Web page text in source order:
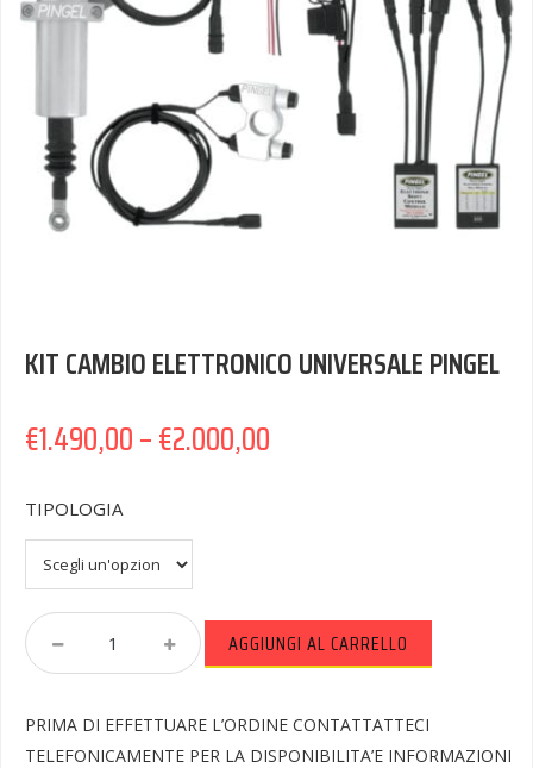
KIT CAMBIO ELETTRONICO UNIVERSALE PINGEL
€1.490,00–€2.000,00
TIPOLOGIA
KIT
CAMBIO
ELETTRONICO
PINGEL
Quantity
AGGIUNGI AL CARRELLO
PRIMA DI EFFETTUARE L’ORDINE CONTATTATTECI
TELEFONICAMENTE PER LA DISPONIBILITA’E INFORMAZIONI